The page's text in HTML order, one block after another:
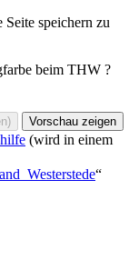
speichern zu
beim THW ?
(wird in einem
“